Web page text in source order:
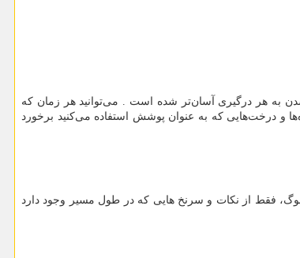
به هر درگیری آسان‌تر شده است . می‌توانید هر زمان که
و درخت‌هایی که به عنوان پوشش استفاده می‌کنید برخورد
فقط از نکات و سرنخ هایی که در طول مسیر وجود دارد